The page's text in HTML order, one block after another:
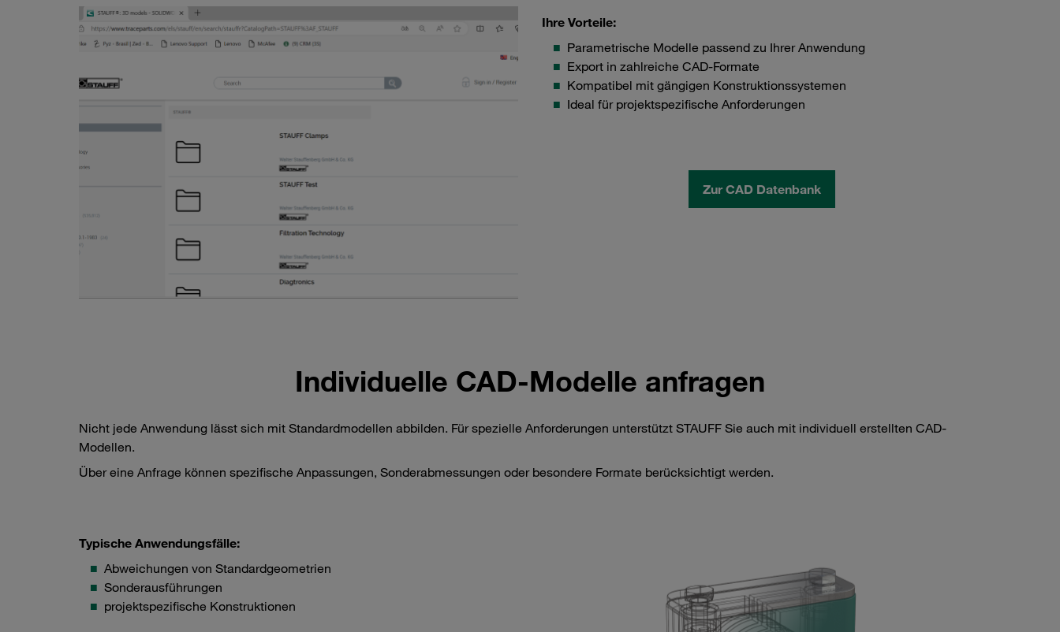
Ihre Vorteile:
Parametrische Modelle passend zu Ihrer Anwendung
Export in zahlreiche CAD-Formate
Kompatibel mit gängigen Konstruktionssystemen
Ideal für projektspezifische Anforderungen
Zur CAD Datenbank
Individuelle CAD-Modelle anfragen
Nicht jede Anwendung lässt sich mit Standardmodellen abbilden. Für spezielle Anforderungen unterstützt STAUFF Sie auch mit individuell erstellten CAD-
Modellen.
Über eine Anfrage können spezifische Anpassungen, Sonderabmessungen oder besondere Formate berücksichtigt werden.
Typische Anwendungsfälle:
Abweichungen von Standardgeometrien
Sonderausführungen
projektspezifische Konstruktionen